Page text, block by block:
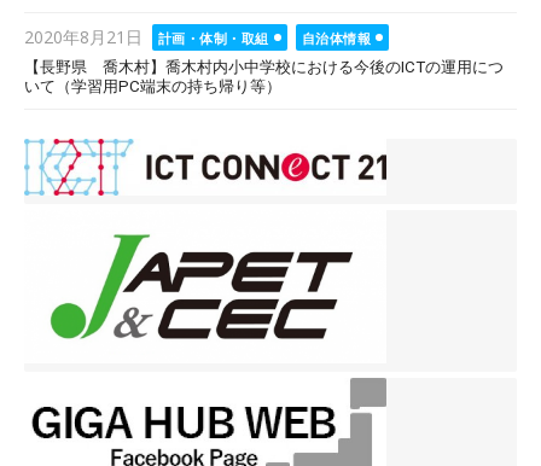
Posted
on
2020年8月21日 計画・体制・取組
自治体情報
【長野県 喬木村】喬木村内小中学校における今後のICTの運用につ
いて（学習用PC端末の持ち帰り等）